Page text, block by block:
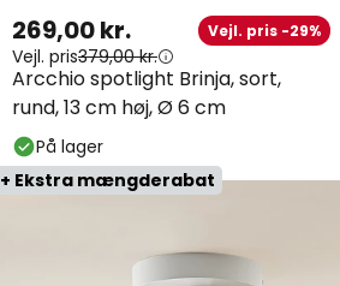
Arcchio spotlight Brinja, sort,
rund, 13 cm høj, Ø 6 cm
269,00 kr. Vejl. pris -29%
Vejl. pris379,00 kr.
På lager
+ Ekstra mængderabat